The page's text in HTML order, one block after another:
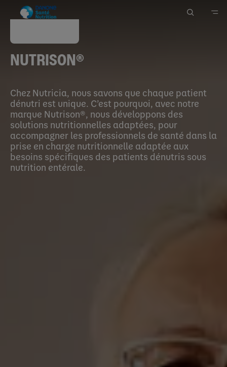
Accueil
Nos Marques
NUTRISON®
Chez Nutricia, nous savons que chaque patient
dénutri est unique. C’est pourquoi, avec notre
marque Nutrison®, nous développons des
solutions nutritionnelles adaptées, pour
accompagner les professionnels de santé dans la
prise en charge nutritionnelle adaptée aux
besoins spécifiques des patients dénutris sous
nutrition entérale.